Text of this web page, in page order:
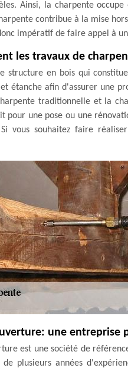
Ainsi, la charpente
contribue à la mise
impératif de faire appel à
les travaux de
structure en bois qui
étanche afin d'assurer une
traditionnelle et la
pour une pose ou une
vous souhaitez faire
une
est une société de
de plusieurs années